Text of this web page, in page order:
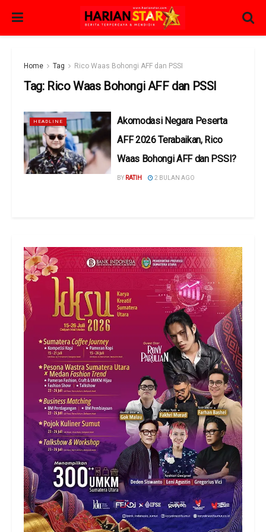
Home Tag Rico Waas Bohongi AFF dan PSSI
Tag: Rico Waas Bohongi AFF dan PSSI
HEADLINE
Akomodasi Negara Peserta
AFF 2026 Terabaikan, Rico
Waas Bohongi AFF dan PSSI?
BY RATIH 2 BULAN AGO